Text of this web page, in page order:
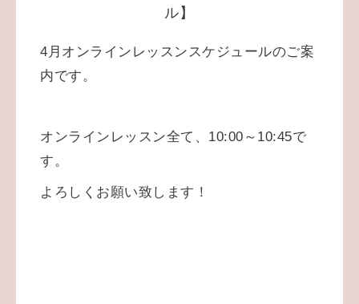
ル】
4月オンラインレッスンスケジュールのご案
内です。
オンラインレッスン全て、10:00～10:45で
す。
よろしくお願い致します！